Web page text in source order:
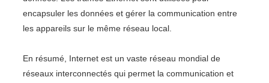
encapsuler les données et gérer la communication entre
les appareils sur le même réseau local.
En résumé, Internet est un vaste réseau mondial de
réseaux interconnectés qui permet la communication et